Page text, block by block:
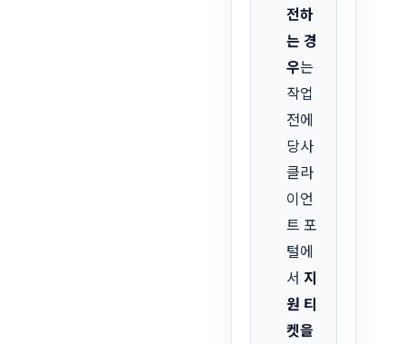
전하
는 경
우는
작업
전에
당사
클라
이언
트 포
털에
서지
원 티
켓을